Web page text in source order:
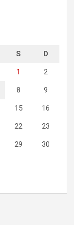
S D
1 2
8 9
15 16
22 23
29 30